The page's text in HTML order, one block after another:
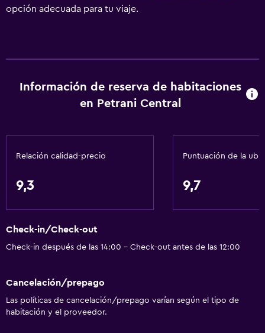
opción adecuada para tu viaje.
Información de reserva de habitaciones
en Petrani Central
Relación calidad-precio
9,3
Puntuación de la
9,7
Check-in/Check-out
Check-in después de las 14:00 - Check-out antes de las 12:00
Cancelación/prepago
Las políticas de cancelación/prepago varían según el tipo de
habitación y el proveedor.